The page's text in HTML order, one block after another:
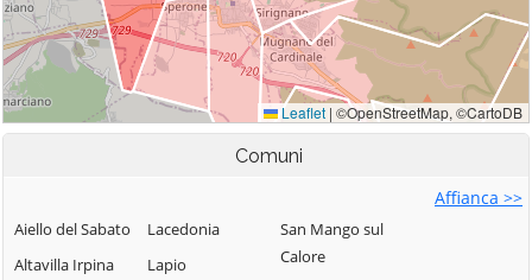
Comuni
Affianca >>
Aiello del Sabato
Altavilla Irpina
Lacedonia
Lapio
San Mango sul
Calore